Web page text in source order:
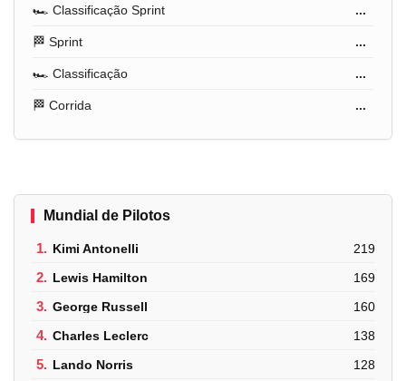
🏎️ Classificação Sprint ...
🏁 Sprint ...
🏎️ Classificação ...
🏁 Corrida ...
Mundial de Pilotos
1. Kimi Antonelli 219
2. Lewis Hamilton 169
3. George Russell 160
4. Charles Leclerc 138
5. Lando Norris 128